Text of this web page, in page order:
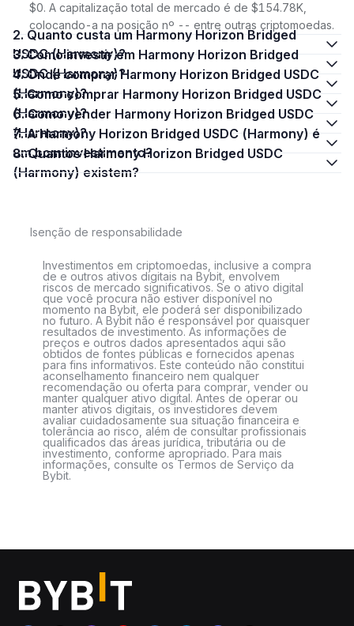
$0. A capitalização total de mercado é de $154.78K,
colocando-a na posição nº -- entre outras criptomoedas.
2. Quanto custa um Harmony Horizon Bridged
USDC (Harmony)?
3. Como investir em Harmony Horizon Bridged
USDC (Harmony)?
4. Onde comprar Harmony Horizon Bridged USDC
(Harmony)?
5. Como comprar Harmony Horizon Bridged USDC
(Harmony)?
6. Como vender Harmony Horizon Bridged USDC
(Harmony)?
7. A Harmony Horizon Bridged USDC (Harmony) é
um bom investimento?
8. Quantos Harmony Horizon Bridged USDC
(Harmony) existem?
Isenção de responsabilidade
Investimentos em criptomoedas, inclusive a compra
de e outros ativos digitais na Bybit, envolvem
riscos de mercado significativos. Se o ativo digital
que você procura não estiver disponível no
momento na Bybit, ele poderá ser disponibilizado
no futuro. A Bybit não é responsável por quaisquer
resultados de investimento. As informações de
preços e outros dados apresentados aqui são
obtidos de fontes públicas e fornecidos apenas
para fins informativos. Este conteúdo não constitui
aconselhamento financeiro nem qualquer
recomendação ou oferta para comprar, vender ou
manter qualquer ativo digital. Antes de operar ou
manter ativos digitais, os investidores devem
avaliar cuidadosamente sua situação financeira e
tolerância ao risco, além de consultar profissionais
qualificados das áreas jurídica, tributária ou de
investimento, conforme apropriado. Para mais
informações, consulte os Termos de Serviço da
Bybit.